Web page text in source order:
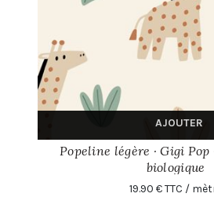
AJOUTER
Popeline légère · Gigi Pop
biologique
19.90 € TTC /